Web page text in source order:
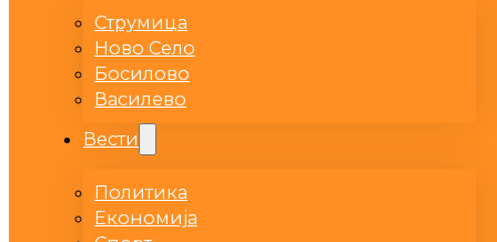
Струмица
Ново Село
Босилово
Василево
Вести
Политика
Економија